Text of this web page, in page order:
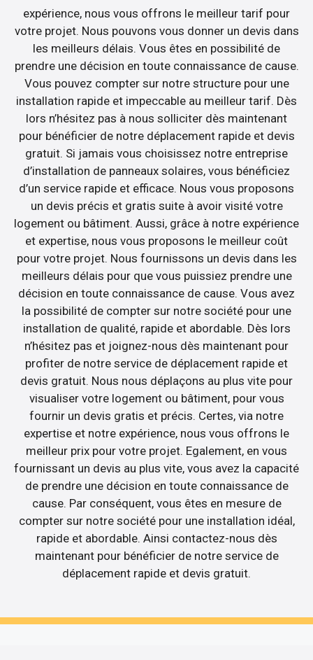
expérience, nous vous offrons le meilleur tarif pour
votre projet. Nous pouvons vous donner un devis dans
les meilleurs délais. Vous êtes en possibilité de
prendre une décision en toute connaissance de cause.
Vous pouvez compter sur notre structure pour une
installation rapide et impeccable au meilleur tarif. Dès
lors n’hésitez pas à nous solliciter dès maintenant
pour bénéficier de notre déplacement rapide et devis
gratuit. Si jamais vous choisissez notre entreprise
d’installation de panneaux solaires, vous bénéficiez
d’un service rapide et efficace. Nous vous proposons
un devis précis et gratis suite à avoir visité votre
logement ou bâtiment. Aussi, grâce à notre expérience
et expertise, nous vous proposons le meilleur coût
pour votre projet. Nous fournissons un devis dans les
meilleurs délais pour que vous puissiez prendre une
décision en toute connaissance de cause. Vous avez
la possibilité de compter sur notre société pour une
installation de qualité, rapide et abordable. Dès lors
n’hésitez pas et joignez-nous dès maintenant pour
profiter de notre service de déplacement rapide et
devis gratuit. Nous nous déplaçons au plus vite pour
visualiser votre logement ou bâtiment, pour vous
fournir un devis gratis et précis. Certes, via notre
expertise et notre expérience, nous vous offrons le
meilleur prix pour votre projet. Egalement, en vous
fournissant un devis au plus vite, vous avez la capacité
de prendre une décision en toute connaissance de
cause. Par conséquent, vous êtes en mesure de
compter sur notre société pour une installation idéal,
rapide et abordable. Ainsi contactez-nous dès
maintenant pour bénéficier de notre service de
déplacement rapide et devis gratuit.